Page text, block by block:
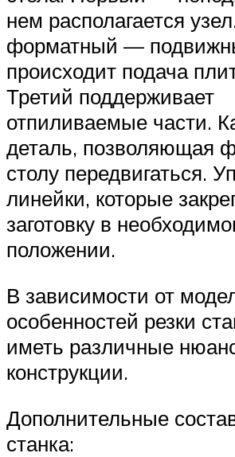
нем располагается
форматный —
происходит подача
Третий поддерживает
отпиливаемые части.
деталь, позволяющая
столу передвигаться.
линейки, которые
заготовку в
положении.
В зависимости от
особенностей резки
иметь различные
конструкции.
Дополнительные
станка: